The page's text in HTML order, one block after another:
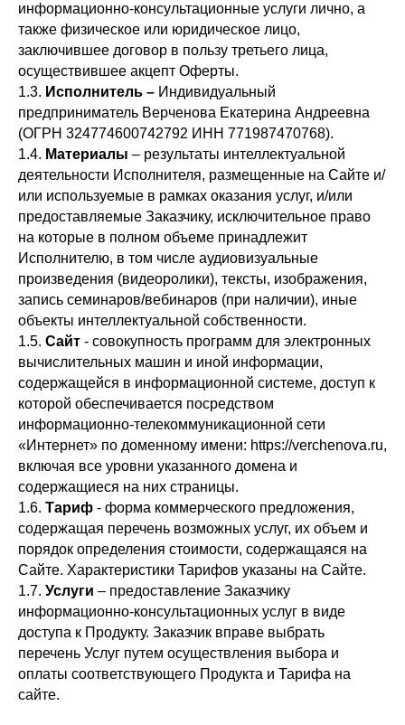
информационно-консультационные услуги лично, а
также физическое или юридическое лицо,
заключившее договор в пользу третьего лица,
осуществившее акцепт Оферты.
1.3. Исполнитель – Индивидуальный
предприниматель Верченова Екатерина Андреевна
(ОГРН 324774600742792 ИНН 771987470768).
1.4. Материалы – результаты интеллектуальной
деятельности Исполнителя, размещенные на Сайте и/
или используемые в рамках оказания услуг, и/или
предоставляемые Заказчику, исключительное право
на которые в полном объеме принадлежит
Исполнителю, в том числе аудиовизуальные
произведения (видеоролики), тексты, изображения,
запись семинаров/вебинаров (при наличии), иные
объекты интеллектуальной собственности.
1.5. Сайт - совокупность программ для электронных
вычислительных машин и иной информации,
содержащейся в информационной системе, доступ к
которой обеспечивается посредством
информационно-телекоммуникационной сети
«Интернет» по доменному имени: https://verchenova.ru,
включая все уровни указанного домена и
содержащиеся на них страницы.
1.6. Тариф - форма коммерческого предложения,
содержащая перечень возможных услуг, их объем и
порядок определения стоимости, содержащаяся на
Сайте. Характеристики Тарифов указаны на Сайте.
1.7. Услуги – предоставление Заказчику
информационно-консультационных услуг в виде
доступа к Продукту. Заказчик вправе выбрать
перечень Услуг путем осуществления выбора и
оплаты соответствующего Продукта и Тарифа на
сайте.